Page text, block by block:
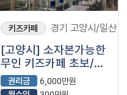
키즈카페 경기 고양시/일산
[고양시] 소자본가능한
무인 키즈카페 초보/
여성 추천！
권리금
6,000만원